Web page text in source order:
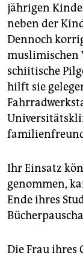
jährigen
neben der
Dennoch
muslimischen
schiitische
hilft sie
Ihr Einsatz
genommen,
Ende ihres
Die Frau ihres